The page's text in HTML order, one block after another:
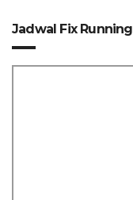
Jadwal Fix Running